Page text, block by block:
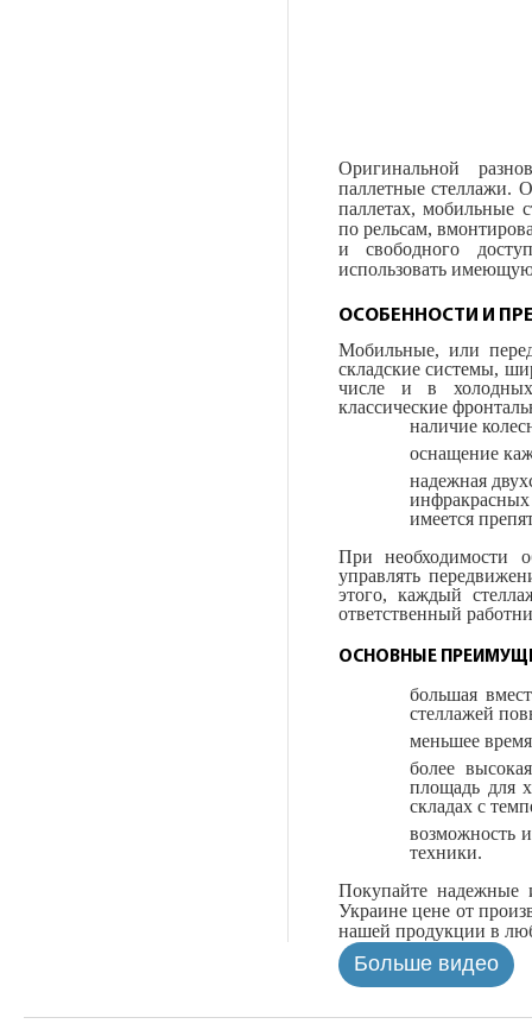
Оригинальной
паллетные стеллажи.
паллетах, мобильные
по рельсам,
и свободного
использовать
ОСОБЕННОСТИ И
Мобильные, или
складские системы,
числе и в холодных
классические
наличие
оснащение
надежная
инфракрасных
имеется
При необходимости
управлять
этого, каждый
ответственный
ОСНОВНЫЕ
большая
стеллажей
меньшее
более
площадь для
складах с
возможность
техники.
Покупайте надежные
Украине цене от
нашей продукции в
Больше видео